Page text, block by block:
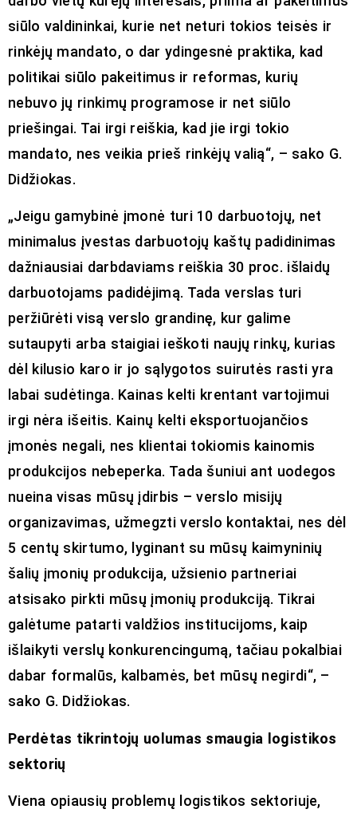
siūlo valdininkai, kurie net neturi tokios teisės ir
rinkėjų mandato, o dar ydingesnė praktika, kad
politikai siūlo pakeitimus ir reformas, kurių
nebuvo jų rinkimų programose ir net siūlo
priešingai. Tai irgi reiškia, kad jie irgi tokio
mandato, nes veikia prieš rinkėjų valią“, – sako G.
Didžiokas.
„Jeigu gamybinė įmonė turi 10 darbuotojų, net
minimalus įvestas darbuotojų kaštų padidinimas
dažniausiai darbdaviams reiškia 30 proc. išlaidų
darbuotojams padidėjimą. Tada verslas turi
peržiūrėti visą verslo grandinę, kur galime
sutaupyti arba staigiai ieškoti naujų rinkų, kurias
dėl kilusio karo ir jo sąlygotos suirutės rasti yra
labai sudėtinga. Kainas kelti krentant vartojimui
irgi nėra išeitis. Kainų kelti eksportuojančios
įmonės negali, nes klientai tokiomis kainomis
produkcijos nebeperka. Tada šuniui ant uodegos
nueina visas mūsų įdirbis – verslo misijų
organizavimas, užmegzti verslo kontaktai, nes dėl
5 centų skirtumo, lyginant su mūsų kaimyninių
šalių įmonių produkcija, užsienio partneriai
atsisako pirkti mūsų įmonių produkciją. Tikrai
galėtume patarti valdžios institucijoms, kaip
išlaikyti verslų konkurencingumą, tačiau pokalbiai
dabar formalūs, kalbamės, bet mūsų negirdi“, –
sako G. Didžiokas.
Perdėtas tikrintojų uolumas smaugia logistikos
sektorių
Viena opiausių problemų logistikos sektoriuje,